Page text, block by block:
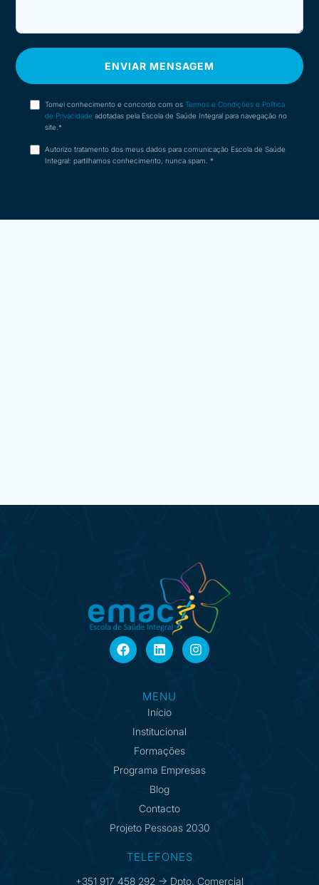
Tomei conhecimento e concordo com os Termos e Condições e Política
de Privacidade adotadas pela Escola de Saúde Integral para navegação no
site.*
Autorizo tratamento dos meus dados para comunicação Escola de Saúde
Integral: partilhamos conhecimento, nunca spam. *
ENVIAR MENSAGEM
MENU
Início
Institucional
Formações
Programa Empresas
Blog
Contacto
Projeto Pessoas 2030
TELEFONES
+351 917 458 292 -> Dpto. Comercial